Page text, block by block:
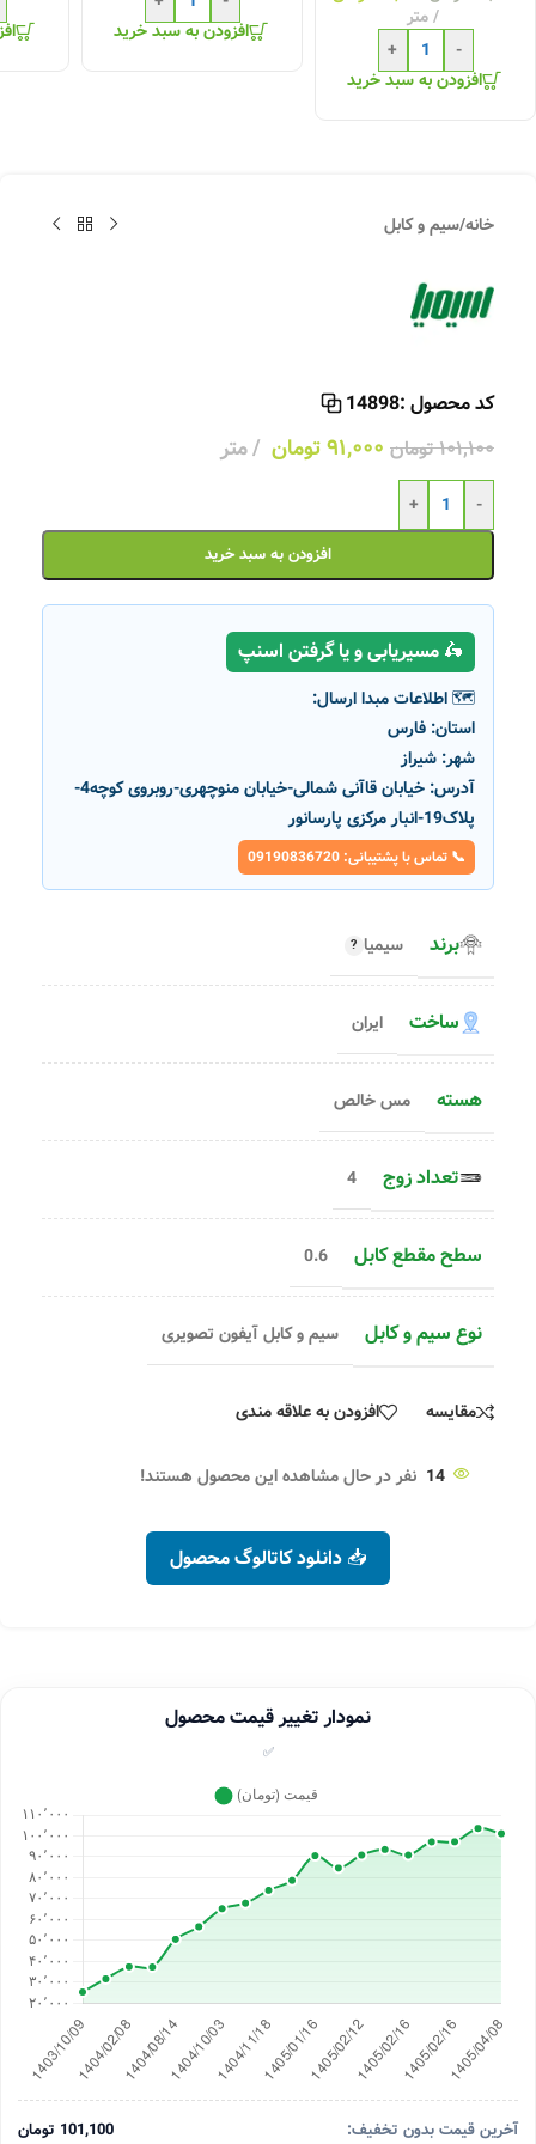
متر
-
+
افزودن به سبد خرید
افزودن به سبد خرید
خانه/سیم و کابل
کد محصول :14898
۱۰۱,۱۰۰تومان ۹۱,۰۰۰تومان متر
-
+
افزودن به سبد خرید
🛵 مسیریابی و یا گرفتن اسنپ
🗺️ اطلاعات مبدا ارسال:
استان: فارس
شهر: شیراز
آدرس:
خیابان قاآنی شمالی-خیابان منوچهری-روبروی کوچه4-
پلاک19-انبار مرکزی پارسانور
📞 تماس با پشتیبانی: 09190836720
برند سیمیا
ساخت ایران
هسته مس خالص
تعداد زوج 4
سطح مقطع کابل 0.6
نوع سیم و کابل سیم و کابل آیفون تصویری
مقایسه افزودن به علاقه مندی
14 نفر در حال مشاهده این محصول هستند!
📥 دانلود کاتالوگ محصول
نمودار تغییر قیمت محصول
✅
آخرین قیمت بدون تخفیف: 101,100 تومان